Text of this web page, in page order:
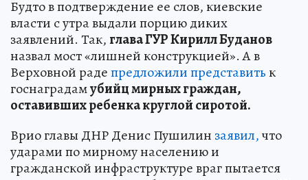
Будто в подтверждение ее слов, киевские
власти с утра выдали порцию диких
заявлений. Так,глава ГУР Кирилл Буданов
назвал мост «лишней конструкцией». А в
Верховной радепредложили представитьк
госнаградамубийц мирных граждан,
оставивших ребенка круглой сиротой.
Врио главы ДНР Денис Пушилин заявил,что
ударами по мирному населению и
гражданской инфраструктуре враг пытается